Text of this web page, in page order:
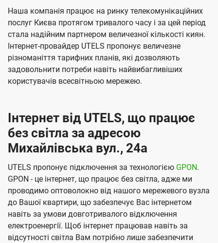
Наша компанія працює на ринку телекомунікаційних
послуг Києва протягом тривалого часу і за цей період
стала надійним партнером величезної кількості киян.
Інтернет-провайдер UTELS пропонує величезне
різноманіття тарифних планів, які дозволяють
задовольнити потреби навіть найвибагливіших
користувачів всесвітньою мережею.
Інтернет від UTELS, що працює
без світла за адресою
Михайлівська вул., 24а
UTELS пропонує підключення за технологією GPON.
GPON - це інтернет, що працює без світла, адже ми
проводимо оптоволокно від нашого мережевого вузла
до Вашої квартири, що забезпечує Вас інтернетом
навіть за умови довготривалого відключення
електроенергії. Щоб інтернет працював навіть за
відсутності світла Вам потрібно лише забезпечити